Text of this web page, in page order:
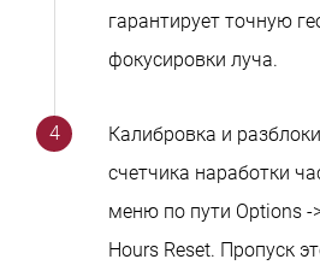
гарантирует точную
фокусировки луча.
Калибровка и
счетчика наработки
меню по пути Options -
Hours Reset. Пропуск